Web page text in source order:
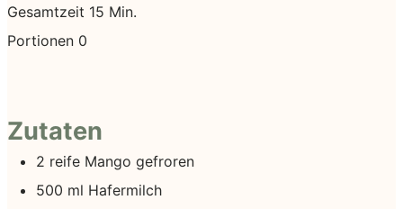
Gesamtzeit 15 Minuten
Min.
Portionen 0
Zutaten
2 reife Mango gefroren
500 ml Hafermilch